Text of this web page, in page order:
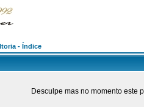
- Índice
Desculpe mas no momento este